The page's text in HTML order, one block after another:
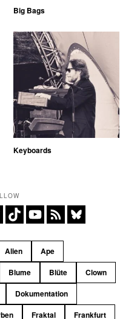
Big Bags
Keyboards
Alien
Ape
Blume Blüte
Clown
Dokumentation
Fraktal Frankfurt